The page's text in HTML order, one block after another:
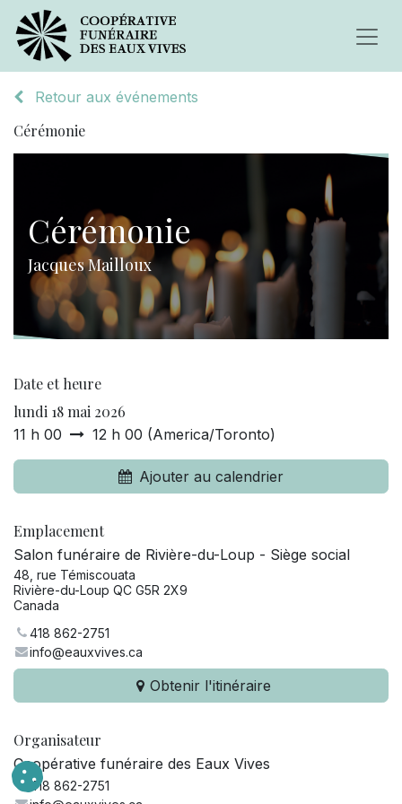
Retour aux événements
Cérémonie
Cérémonie
Jacques Mailloux
Date et heure
lundi 18 mai 2026
11 h 00 12 h 00 (America/Toronto)
Ajouter au calendrier
Emplacement
Salon funéraire de Rivière-du-Loup - Siège social
48, rue Témiscouata
Rivière-du-Loup QC G5R 2X9
Canada
418 862-2751
info@eauxvives.ca
Obtenir l'itinéraire
Organisateur
Coopérative funéraire des Eaux Vives
418 862-2751